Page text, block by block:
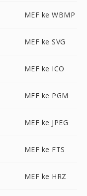
MEF ke WBMP
MEF ke SVG
MEF ke ICO
MEF ke PGM
MEF ke JPEG
MEF ke FTS
MEF ke HRZ